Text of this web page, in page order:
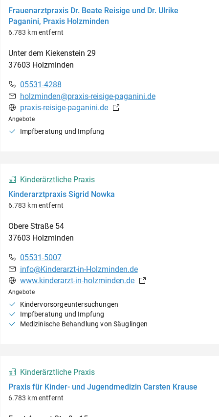
Frauenarztpraxis Dr. Beate Reisige und Dr. Ulrike
Paganini, Praxis Holzminden
6.783 km entfernt
Unter dem Kiekenstein 29
37603 Holzminden
05531-4288
holzminden@praxis-reisige-paganini.de
praxis-reisige-paganini.de
Angebote
Impfberatung und Impfung
Kinderärztliche Praxis
Kinderarztpraxis Sigrid Nowka
6.783 km entfernt
Obere Straße 54
37603 Holzminden
05531-5007
info@Kinderarzt-in-Holzminden.de
www.kinderarzt-in-holzminden.de
Angebote
Kindervorsorgeuntersuchungen
Impfberatung und Impfung
Medizinische Behandlung von Säuglingen
Kinderärztliche Praxis
Praxis für Kinder- und Jugendmedizin Carsten Krause
6.783 km entfernt